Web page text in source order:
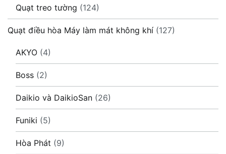
Quạt treo tường (124)
Quạt điều hòa Máy làm mát không khí (127)
AKYO (4)
Boss (2)
Daikio và DaikioSan (26)
Funiki (5)
Hòa Phát (9)